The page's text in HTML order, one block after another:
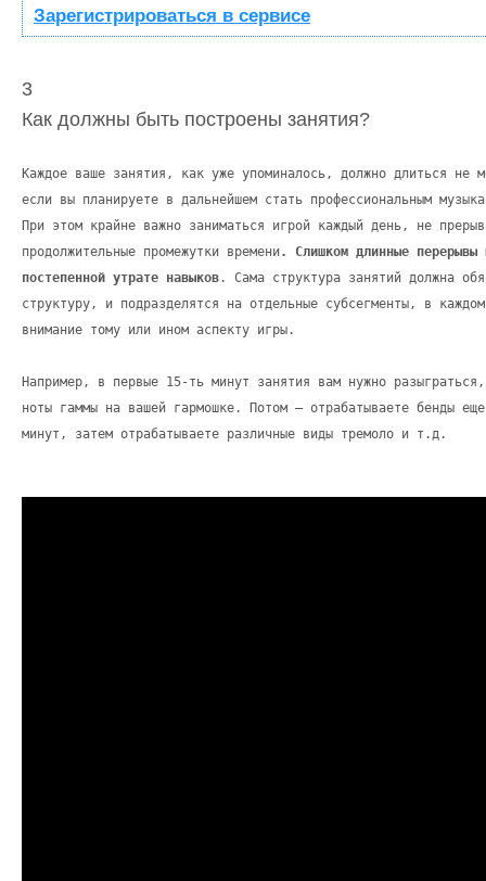
Зарегистрироваться в сервисе
3
Как должны быть построены занятия?
Каждое ваше занятия, как уже упоминалось, должно длиться
если вы планируете в дальнейшем стать профессиональным
При этом крайне важно заниматься игрой каждый день, не
продолжительные промежутки времени. Слишком длинные перерывы
постепенной утрате навыков. Сама структура занятий должна
структуру, и подразделятся на отдельные субсегменты, в
внимание тому или ином аспекту игры.
Например, в первые 15-ть минут занятия вам нужно
ноты гаммы на вашей гармошке. Потом – отрабатываете бенды
минут, затем отрабатываете различные виды тремоло и т.д.